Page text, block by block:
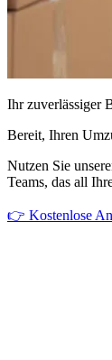
Ihr zuverlässiger
Bereit, Ihren
Nutzen Sie
Teams, das all
👉 Kostenlose